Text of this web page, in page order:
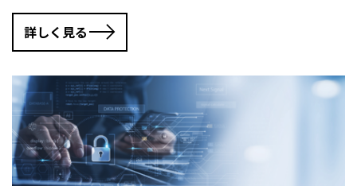
詳しく見る